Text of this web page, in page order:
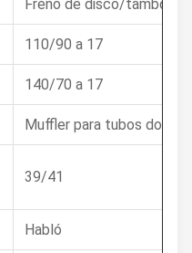
Freno de disco/tambor
110/90 a 17
140/70 a 17
Muffler para tubos dobles
39/41
Habló